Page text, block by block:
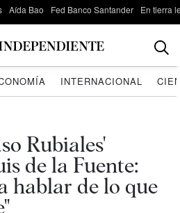
Aída Bao Fed Banco Santander En tierra
INTERNACIONAL
Rubiales'
de la Fuente:
hablar de lo que